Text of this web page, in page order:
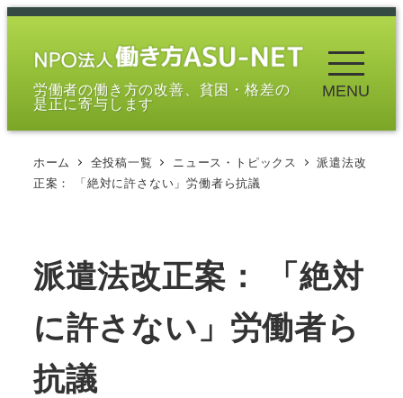
メ
労働者の働き方の改善、貧困・格差の
是正に寄与します
MENU
ホーム 全投稿一覧 ニュース・トピックス
派遣法改
正案： 「絶対に許さない」労働者ら抗議
派遣法改正案： 「絶対
に許さない」労働者ら
抗議